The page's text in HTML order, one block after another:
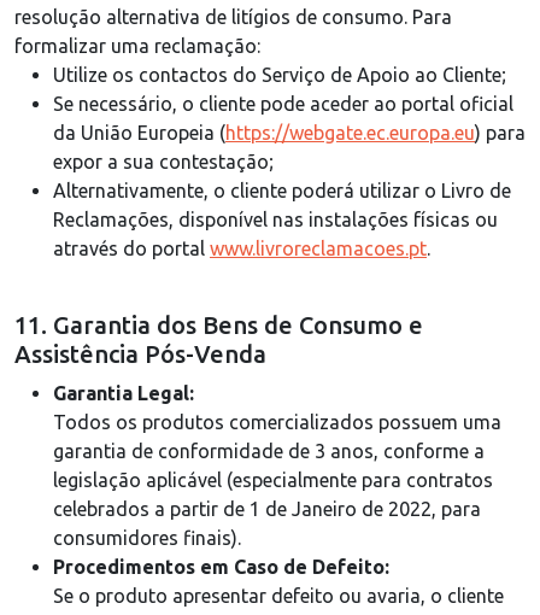
resolução alternativa de litígios de consumo. Para
formalizar uma reclamação:
Utilize os contactos do Serviço de Apoio ao Cliente;
Se necessário, o cliente pode aceder ao portal oficial
da União Europeia (https://webgate.ec.europa.eu) para
expor a sua contestação;
Alternativamente, o cliente poderá utilizar o Livro de
Reclamações, disponível nas instalações físicas ou
através do portal www.livroreclamacoes.pt.
11. Garantia dos Bens de Consumo e
Assistência Pós-Venda
Garantia Legal:
Todos os produtos comercializados possuem uma
garantia de conformidade de 3 anos, conforme a
legislação aplicável (especialmente para contratos
celebrados a partir de 1 de Janeiro de 2022, para
consumidores finais).
Procedimentos em Caso de Defeito:
Se o produto apresentar defeito ou avaria, o cliente